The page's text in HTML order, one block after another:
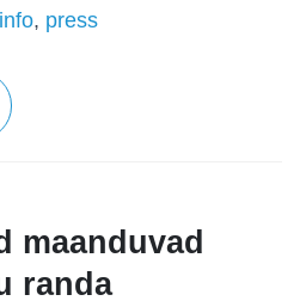
info, press
maanduvad
randa